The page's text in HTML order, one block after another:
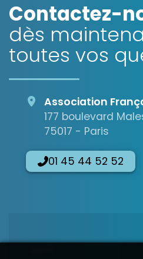
Contactez-
dès
toutes vos
Association
177 boulevard
75017 - Paris
01 45 44 52 52